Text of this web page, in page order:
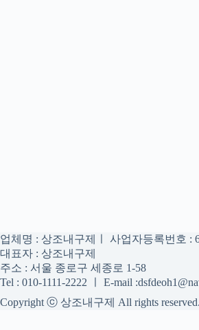
업체명 : 상조내구제ㅣ 사업자등록번호 :
대표자 : 상조내구제
주소 : 서울 종로구 세종로 1-58
Tel : 010-1111-2222 ㅣ E-mail
Copyright ⓒ 상조내구제 All rights reserved.